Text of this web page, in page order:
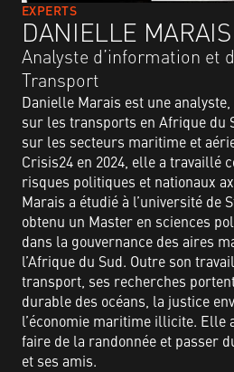
EXPERTS
DANIELLE MARAIS
Analyste d’information et
Transport
Danielle Marais est une
sur les transports en Afrique du
sur les secteurs maritime et
Crisis24 en 2024, elle a travaillé
risques politiques et nationaux
Marais a étudié à l’université de
obtenu un Master en sciences
dans la gouvernance des aires
l’Afrique du Sud. Outre son
transport, ses recherches
durable des océans, la justice
l’économie maritime illicite. Elle
faire de la randonnée et passer
et ses amis.